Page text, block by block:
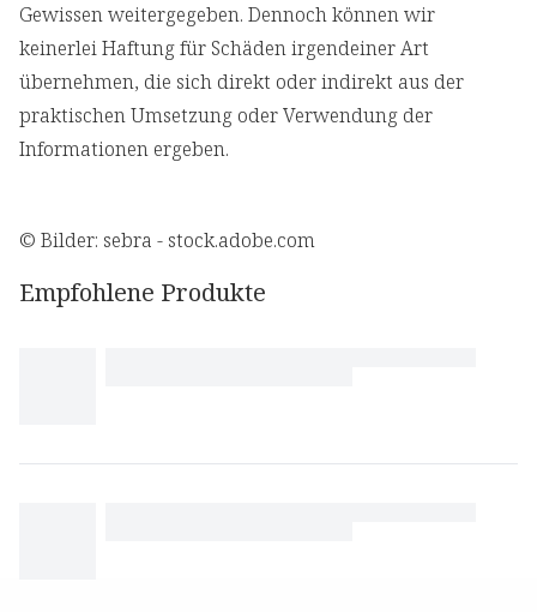
Gewissen weitergegeben. Dennoch können wir
keinerlei Haftung für Schäden irgendeiner Art
übernehmen, die sich direkt oder indirekt aus der
praktischen Umsetzung oder Verwendung der
Informationen ergeben.
© Bilder: sebra - stock.adobe.com
Empfohlene Produkte